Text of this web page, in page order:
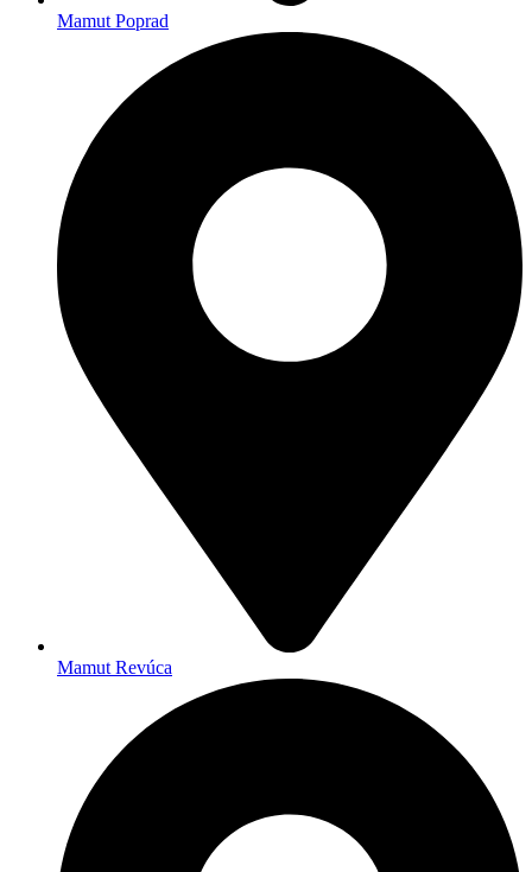
Mamut Poprad
Mamut Revúca